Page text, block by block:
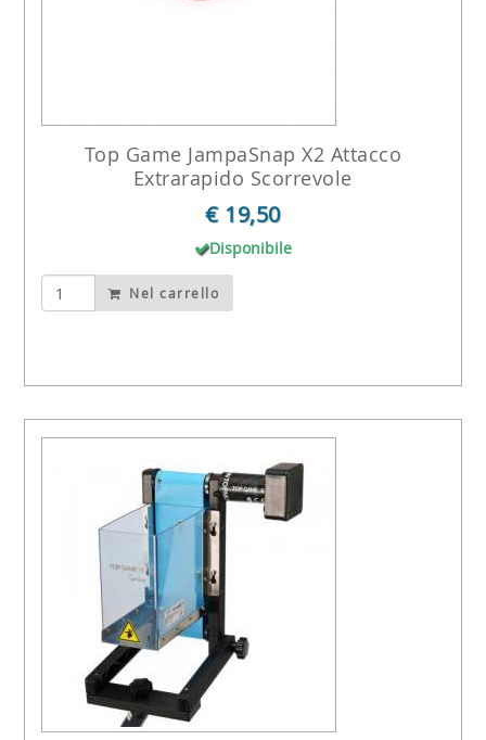
Top Game JampaSnap X2 Attacco
Extrarapido Scorrevole
€ 19,50
Disponibile
Nel carrello